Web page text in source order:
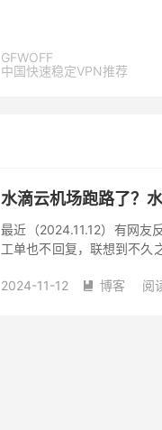
GFWOFF
中国快速稳定VPN推荐
水滴云机场跑路了？
最近（2024.11.12）有网友
工单也不回复，联想到不久
2024-11-12  博客 阅